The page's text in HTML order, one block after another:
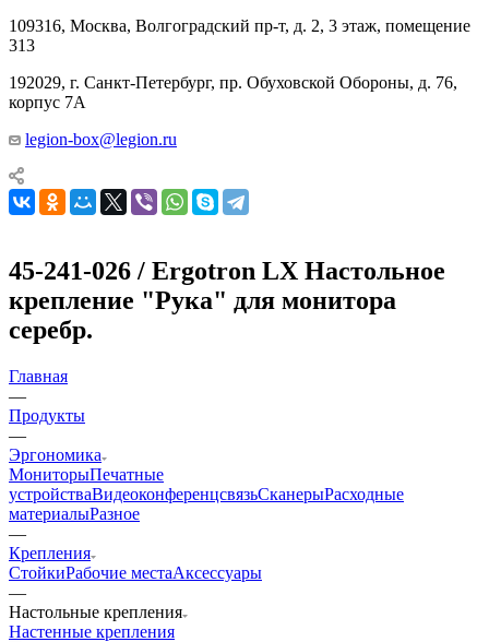
109316, Москва, Волгоградский пр-т, д. 2, 3 этаж, помещение
313
192029, г. Санкт-Петербург, пр. Обуховской Обороны, д. 76,
корпус 7А
legion-box@legion.ru
45-241-026 / Ergotron LX Настольное
крепление "Рука" для монитора
серебр.
Главная
—
Продукты
—
Эргономика
МониторыПечатные
устройстваВидеоконференцсвязьСканерыРасходные
материалыРазное
—
Крепления
СтойкиРабочие местаАксессуары
—
Настольные крепления
Настенные крепления